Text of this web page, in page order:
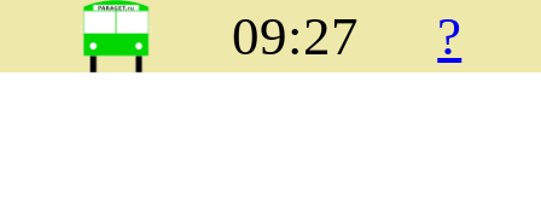
09:27 ?